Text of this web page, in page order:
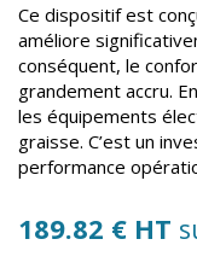
Ce dispositif est
améliore
conséquent, le
grandement accru.
les équipements
graisse. C’est un
performance
189.82 € HT